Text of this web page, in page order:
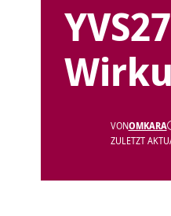
ZULETZT
VONOMKARA